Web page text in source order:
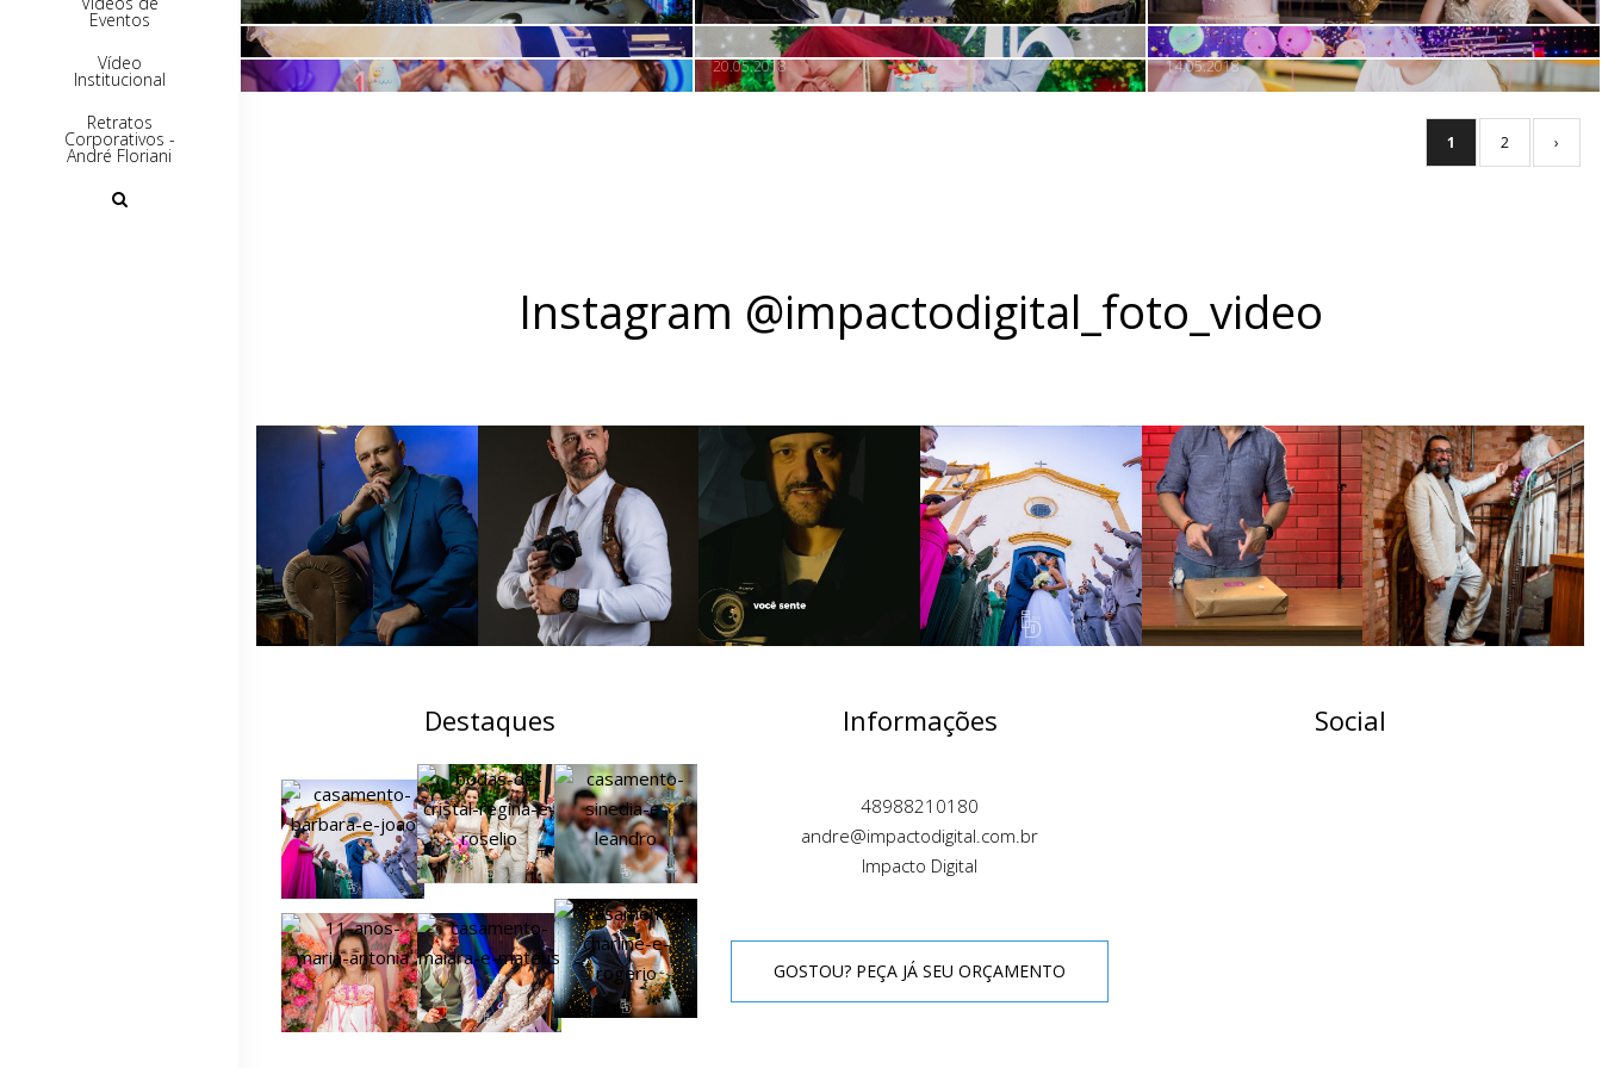
Eventos
Vídeo
Institucional
Retratos
Corporativos -
André Floriani
1º Aninho Manuela
20.05.2018 14.05.2018
1 2 ›
Instagram @impactodigital_foto_video
Destaques Informações
48988210180
andre@impactodigital.com.br
Impacto Digital
GOSTOU? PEÇA JÁ SEU ORÇAMENTO
Social